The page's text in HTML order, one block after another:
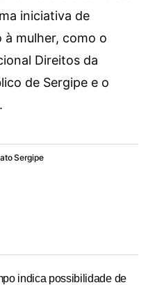
iniciativa de
mulher, como o
Direitos da
de Sergipe e o
Sergipe
indica possibilidade de